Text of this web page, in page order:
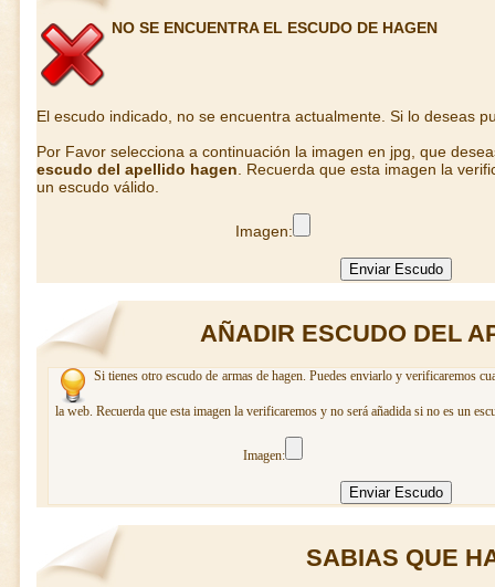
NO SE ENCUENTRA EL ESCUDO DE HAGEN
El escudo indicado, no se encuentra actualmente. Si lo deseas
Por Favor selecciona a continuación la imagen en jpg, que
escudo del apellido hagen . Recuerda que esta imagen la
un escudo válido.
Imagen:
AÑADIR ESCUDO DEL
Si tienes otro escudo de armas de hagen. Puedes enviarlo y verificaremos
la web. Recuerda que esta imagen la verificaremos y no será añadida si no es un
Imagen:
SABIAS QUE